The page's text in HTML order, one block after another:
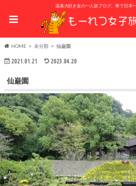
温泉大好き女の一人旅ブログ。車で日本
HOME 未分類 仙巌園
2021.01.21 2023.04.20
仙巌園